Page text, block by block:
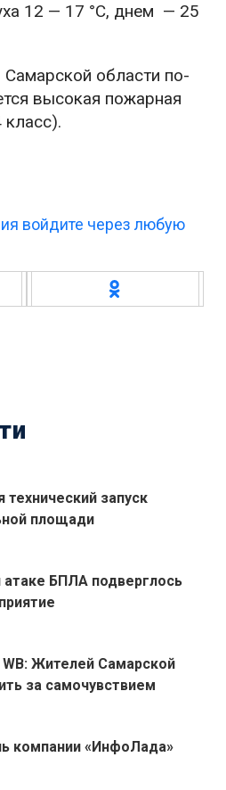
12 — 17 °C, днем — 25
области по-
высокая пожарная
класс).
войдите через любую
технический запуск
площади
БПЛА подверглось
Жителей Самарской
за самочувствием
компании «ИнфоЛада»